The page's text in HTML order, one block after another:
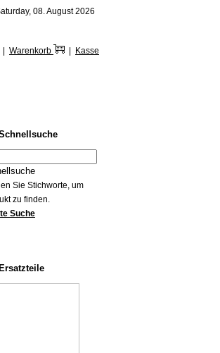
08. August 2026
Warenkorb Kasse
Sie Stichworte, um
zu finden.
Suche
Ersatzteile